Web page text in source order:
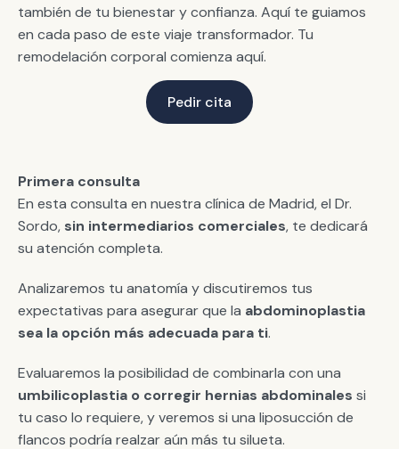
también de tu bienestar y confianza. Aquí te guiamos
en cada paso de este viaje transformador. Tu
remodelación corporal comienza aquí.
Pedir cita
Primera consulta
En esta consulta en nuestra clínica de Madrid, el Dr.
Sordo, sin intermediarios comerciales, te dedicará
su atención completa.
Analizaremos tu anatomía y discutiremos tus
expectativas para asegurar que la abdominoplastia
sea la opción más adecuada para ti.
Evaluaremos la posibilidad de combinarla con una
umbilicoplastia o corregir hernias abdominales si
tu caso lo requiere, y veremos si una liposucción de
flancos podría realzar aún más tu silueta.